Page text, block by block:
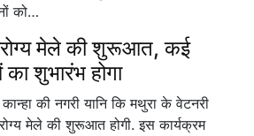
को…
मेले की शुरूआत, कई
शुभारंभ होगा
की नगरी यानि कि मथुरा के वेटनरी
मेले की शुरूआत होगी. इस कार्यक्रम